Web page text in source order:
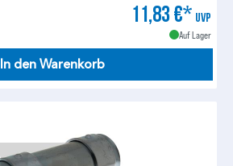
11,83 €* UVP
Auf Lager
In den Warenkorb